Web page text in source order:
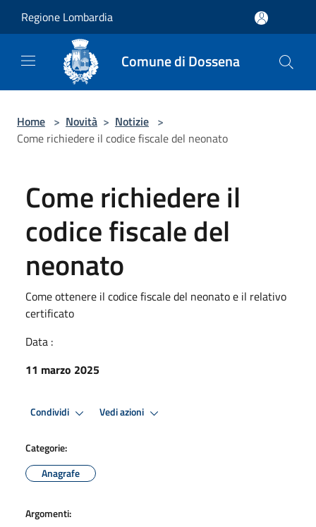
Regione Lombardia
Comune di Dossena
Home > Novità > Notizie >
Come richiedere il codice fiscale del neonato
Come richiedere il
codice fiscale del
neonato
Come ottenere il codice fiscale del neonato e il relativo
certificato
Data :
11 marzo 2025
Condividi Vedi azioni
Categorie:
Anagrafe
Argomenti: